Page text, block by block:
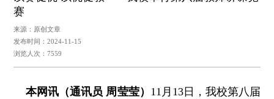
赛
来源：原创文章
发布时间：2024-11-15
浏览人次：7559
本网讯（通讯员 周莹莹） 11月13日，我校第八届